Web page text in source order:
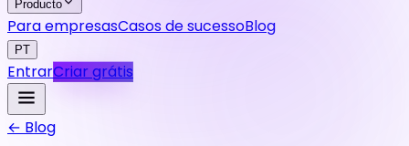
Producto
Para empresasCasos de sucessoBlog
PT
EntrarCriar grátis
← Blog